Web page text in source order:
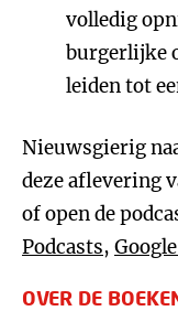
volledig
burgerlijke
leiden tot
Nieuwsgierig
deze aflevering
of open de
Podcasts,
OVER DE